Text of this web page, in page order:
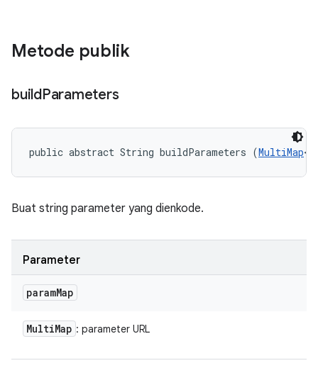
Metode publik
buildParameters
public abstract String buildParameters (MultiMap
Buat string parameter yang dienkode.
Parameter
paramMap
MultiMap : parameter URL